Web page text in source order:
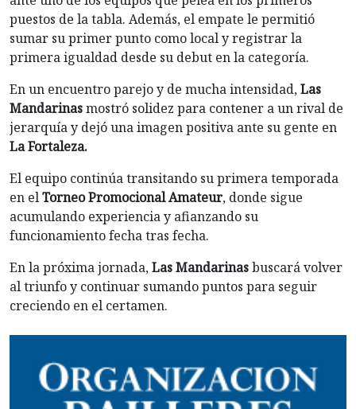
puestos de la tabla. Además, el empate le permitió
sumar su primer punto como local y registrar la
primera igualdad desde su debut en la categoría.
En un encuentro parejo y de mucha intensidad,Las
Mandarinasmostró solidez para contener a un rival de
jerarquía y dejó una imagen positiva ante su gente en
La Fortaleza.
El equipo continúa transitando su primera temporada
en elTorneo Promocional Amateur, donde sigue
acumulando experiencia y afianzando su
funcionamiento fecha tras fecha.
En la próxima jornada,Las Mandarinasbuscará volver
al triunfo y continuar sumando puntos para seguir
creciendo en el certamen.